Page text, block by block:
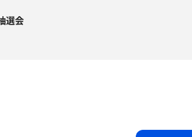
選会